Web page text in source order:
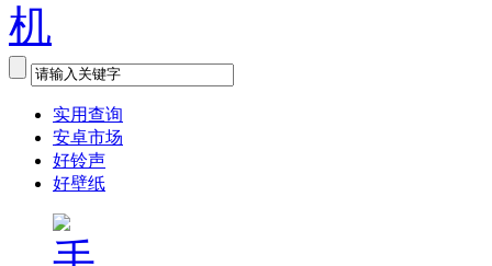
实用查询
安卓市场
好铃声
好壁纸